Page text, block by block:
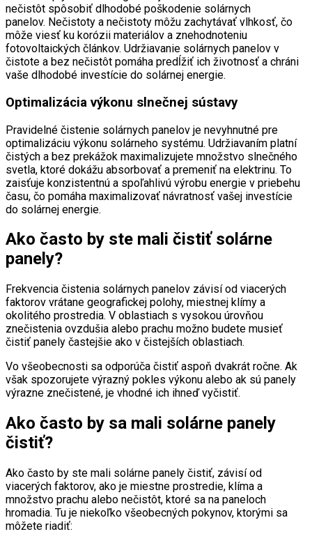
nečistôt spôsobiť dlhodobé poškodenie solárnych
panelov. Nečistoty a nečistoty môžu zachytávať vlhkosť, čo
môže viesť ku korózii materiálov a znehodnoteniu
fotovoltaických článkov. Udržiavanie solárnych panelov v
čistote a bez nečistôt pomáha predĺžiť ich životnosť a chráni
vaše dlhodobé investície do solárnej energie.
Optimalizácia výkonu slnečnej sústavy
Pravidelné čistenie solárnych panelov je nevyhnutné pre
optimalizáciu výkonu solárneho systému. Udržiavaním platní
čistých a bez prekážok maximalizujete množstvo slnečného
svetla, ktoré dokážu absorbovať a premeniť na elektrinu. To
zaisťuje konzistentnú a spoľahlivú výrobu energie v priebehu
času, čo pomáha maximalizovať návratnosť vašej investície
do solárnej energie.
Ako často by ste mali čistiť solárne
panely?
Frekvencia čistenia solárnych panelov závisí od viacerých
faktorov vrátane geografickej polohy, miestnej klímy a
okolitého prostredia. V oblastiach s vysokou úrovňou
znečistenia ovzdušia alebo prachu možno budete musieť
čistiť panely častejšie ako v čistejších oblastiach.
Vo všeobecnosti sa odporúča čistiť aspoň dvakrát ročne. Ak
však spozorujete výrazný pokles výkonu alebo ak sú panely
výrazne znečistené, je vhodné ich ihneď vyčistiť.
Ako často by sa mali solárne panely
čistiť?
Ako často by ste mali solárne panely čistiť, závisí od
viacerých faktorov, ako je miestne prostredie, klíma a
množstvo prachu alebo nečistôt, ktoré sa na paneloch
hromadia. Tu je niekoľko všeobecných pokynov, ktorými sa
môžete riadiť: